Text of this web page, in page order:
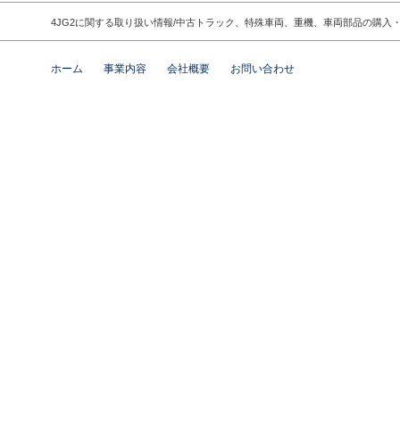
4JG2に関する取り扱い情報/中古トラック、特殊車両、重機、車両部品の購入
ホーム 事業内容 会社概要 お問い合わせ